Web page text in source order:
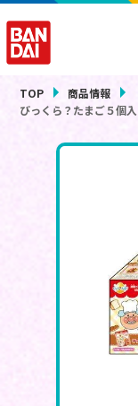
TOP
商品情報
びっくら？たまご５個